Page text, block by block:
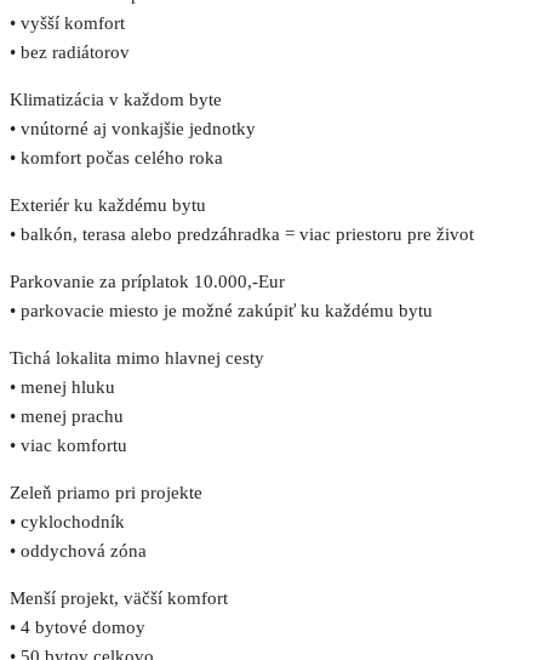
• vyšší komfort
• bez radiátorov
Klimatizácia v každom byte
• vnútorné aj vonkajšie jednotky
• komfort počas celého roka
Exteriér ku každému bytu
• balkón, terasa alebo predzáhradka = viac priestoru pre život
Parkovanie za príplatok 10.000,-Eur
• parkovacie miesto je možné zakúpiť ku každému bytu
Tichá lokalita mimo hlavnej cesty
• menej hluku
• menej prachu
• viac komfortu
Zeleň priamo pri projekte
• cyklochodník
• oddychová zóna
Menší projekt, väčší komfort
• 4 bytové domoy